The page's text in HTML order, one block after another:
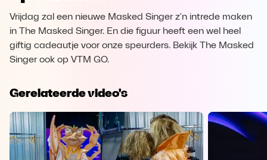
Vrijdag zal een nieuwe Masked Singer z'n intrede maken
in The Masked Singer. En die figuur heeft een wel heel
giftig cadeautje voor onze speurders. Bekijk The Masked
Singer ook op VTM GO.
Gerelateerde video's